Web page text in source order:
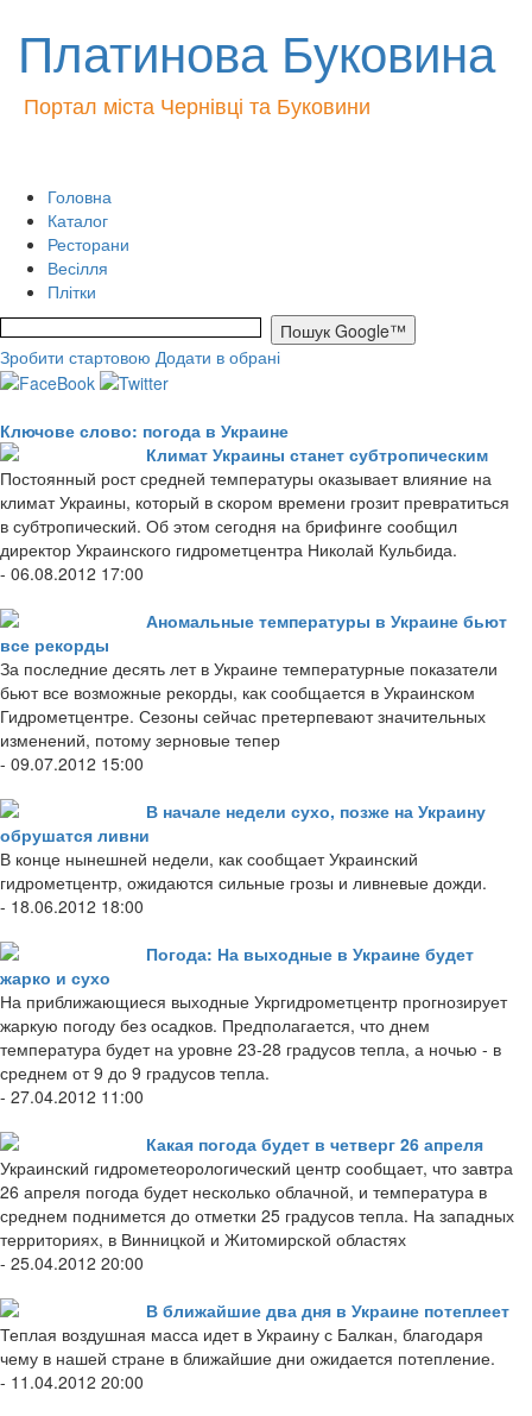
Платинова Буковина
Портал міста Чернівці та Буковини
Головна
Каталог
Ресторани
Весілля
Плітки
Зробити стартовою Додати в обрані
Ключове слово: погода в Украине
Климат Украины станет субтропическим
Постоянный рост средней температуры оказывает влияние на
климат Украины, который в скором времени грозит превратиться
в субтропический. Об этом сегодня на брифинге сообщил
директор Украинского гидрометцентра Николай Кульбида.
- 06.08.2012 17:00
Аномальные температуры в Украине бьют
все рекорды
За последние десять лет в Украине температурные показатели
бьют все возможные рекорды, как сообщается в Украинском
Гидрометцентре. Сезоны сейчас претерпевают значительных
изменений, потому зерновые тепер
- 09.07.2012 15:00
В начале недели сухо, позже на Украину
обрушатся ливни
В конце нынешней недели, как сообщает Украинский
гидрометцентр, ожидаются сильные грозы и ливневые дожди.
- 18.06.2012 18:00
Погода: На выходные в Украине будет
жарко и сухо
На приближающиеся выходные Укргидрометцентр прогнозирует
жаркую погоду без осадков. Предполагается, что днем
температура будет на уровне 23-28 градусов тепла, а ночью - в
среднем от 9 до 9 градусов тепла.
- 27.04.2012 11:00
Какая погода будет в четверг 26 апреля
Украинский гидрометеорологический центр сообщает, что завтра
26 апреля погода будет несколько облачной, и температура в
среднем поднимется до отметки 25 градусов тепла. На западных
территориях, в Винницкой и Житомирской областях
- 25.04.2012 20:00
В ближайшие два дня в Украине потеплеет
Теплая воздушная масса идет в Украину с Балкан, благодаря
чему в нашей стране в ближайшие дни ожидается потепление.
- 11.04.2012 20:00